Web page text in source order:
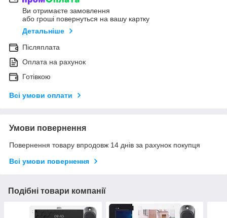
Ви отримаєте замовлення
або гроші повернуться на вашу картку
Детальніше
Післяплата
Оплата на рахунок
Готівкою
Всі умови оплати
Умови повернення
Повернення товару впродовж 14 днів за рахунок покупця
Всі умови повернення
Подібні товари компанії